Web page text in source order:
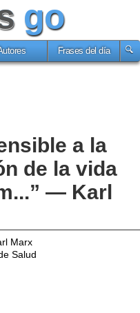
go
Frases del día
a la
de la vida
— Karl
Marx
Salud